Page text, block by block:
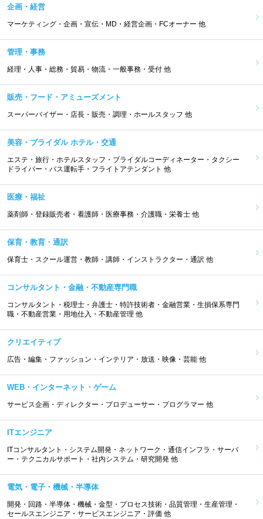
企画・経営
マーケティング・企画・宣伝・MD・経営企画・FCオーナー 他
管理・事務
経理・人事・総務・貿易・物流・一般事務・受付 他
販売・フード・アミューズメント
スーパーバイザー・店長・販売・調理・ホールスタッフ 他
美容・ブライダル ホテル・交通
エステ・旅行・ホテルスタッフ・ブライダルコーディネーター・タクシー
ドライバー・バス運転手・フライトアテンダント 他
医療・福祉
薬剤師・登録販売者・看護師・医療事務・介護職・栄養士 他
保育・教育・通訳
保育士・スクール運営・教師・講師・インストラクター・通訳 他
コンサルタント・金融・不動産専門職
コンサルタント・税理士・弁護士・特許技術者・金融営業・生損保系専門
職・不動産営業・用地仕入・不動産管理 他
クリエイティブ
広告・編集・ファッション・インテリア・放送・映像・芸能 他
WEB・インターネット・ゲーム
サービス企画・ディレクター・プロデューサー・プログラマー 他
ITエンジニア
ITコンサルタント・システム開発・ネットワーク・通信インフラ・サーバ
ー・テクニカルサポート・社内システム・研究開発 他
電気・電子・機械・半導体
開発・回路・半導体・機械・金型・プロセス技術・品質管理・生産管理・
セールスエンジニア・サービスエンジニア・評価 他